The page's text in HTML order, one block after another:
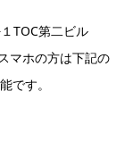
TOC第二ビル
マホの方は下記の
です。